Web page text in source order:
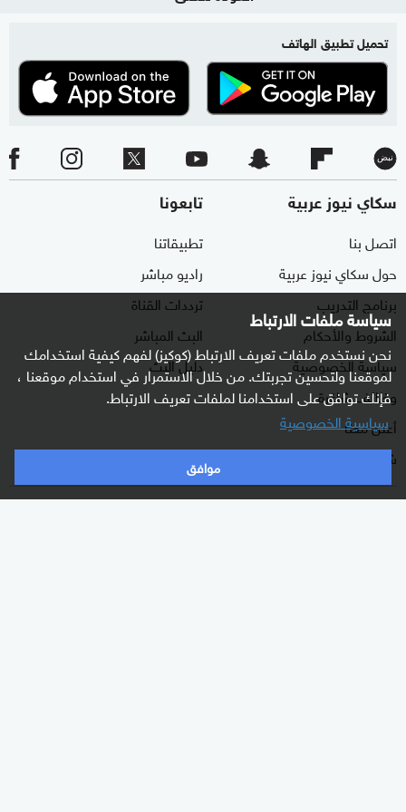
سياسة ملفات الارتباط
نحن نستخدم ملفات تعريف الارتباط (كوكيز) لفهم كيفية استخدامك
لموقعنا ولتحسين تجربتك. من خلال الاستمرار في استخدام موقعنا ،
فإنك توافق على استخدامنا لملفات تعريف الارتباط.
سياسية الخصوصية
موافق
تحميل تطبيق الهاتف
سكاي نيوز عربية
اتصل بنا
حول سكاي نيوز عربية
برنامج التدريب
الشروط والأحكام
سياسة الخصوصية
وظائف شاغرة
أعلن معنا
شاركنا برأيك
تابعونا
تطبيقاتنا
راديو مباشر
ترددات القناة
البث المباشر
دليل البث
الأقسام برامجنا